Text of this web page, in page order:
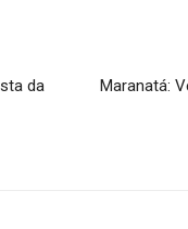
da
Maranatá: